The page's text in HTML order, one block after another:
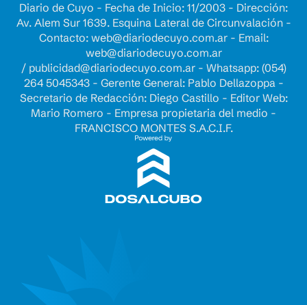
Diario de Cuyo - Fecha de Inicio: 11/2003 - Dirección:
Av. Alem Sur 1639. Esquina Lateral de Circunvalación -
Contacto: web@diariodecuyo.com.ar- Email:
web@diariodecuyo.com.ar
/ publicidad@diariodecuyo.com.ar- Whatsapp: (054)
264 5045343 - Gerente General: Pablo Dellazoppa -
Secretario de Redacción: Diego Castillo - Editor Web:
Mario Romero - Empresa propietaria del medio -
FRANCISCO MONTES S.A.C.I.F.